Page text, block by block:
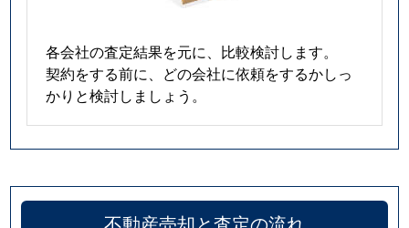
各会社の査定結果を元に、比較検討します。
契約をする前に、どの会社に依頼をするかしっ
かりと検討しましょう。
不動産売却と査定の流れ